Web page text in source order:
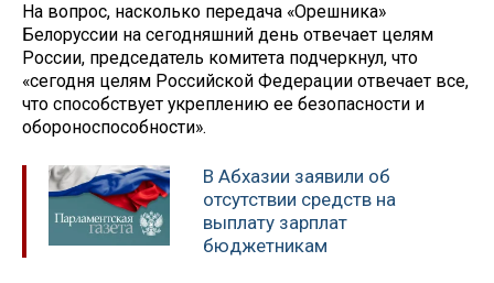
На вопрос, насколько передача «Орешника»
Белоруссии на сегодняшний день отвечает целям
России, председатель комитета подчеркнул, что
«сегодня целям Российской Федерации отвечает все,
что способствует укреплению ее безопасности и
обороноспособности».
В Абхазии заявили об
отсутствии средств на
выплату зарплат
бюджетникам